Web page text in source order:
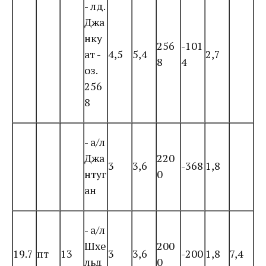
- лд.
Джа
нку
ат -
оз.
256
8
4,5 5,4
256
8
-101
4
2,7
- а/л
Джа
нтуг
ан
3 3,6
220
0
-368 1,8
19.7 пт 13
- а/л
Шхе
льд
3 3,6
200
0
-200 1,8 7,4